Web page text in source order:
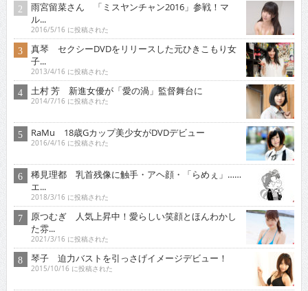
雨宮留菜さん 「ミスヤンチャン2016」参戦！マ
ル...
2016/5/16 に投稿された
真琴 セクシーDVDをリリースした元ひきこもり女
子...
2013/4/16 に投稿された
土村 芳 新進女優が「愛の渦」監督舞台に
2014/7/16 に投稿された
RaMu 18歳Gカップ美少女がDVDデビュー
2016/4/16 に投稿された
稀見理都 乳首残像に触手・アヘ顔・「らめぇ」……
エ...
2018/3/16 に投稿された
原つむぎ 人気上昇中！愛らしい笑顔とほんわかし
た雰...
2021/3/16 に投稿された
琴子 迫力バストを引っさげイメージデビュー！
2015/10/16 に投稿された